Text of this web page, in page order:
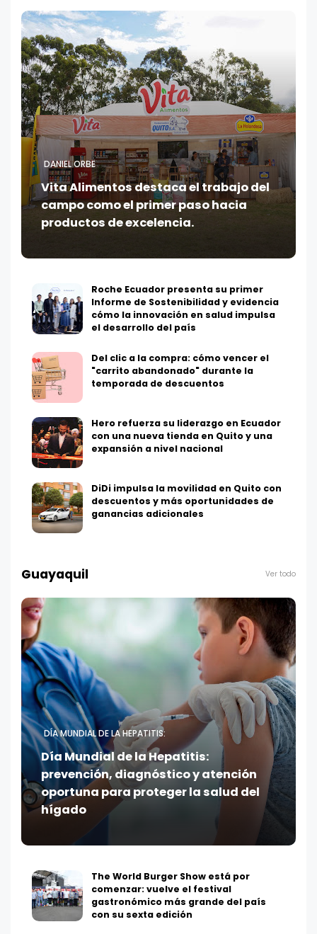
DANIEL ORBE
Vita Alimentos destaca el trabajo del
campo como el primer paso hacia
productos de excelencia.
Roche Ecuador presenta su primer
Informe de Sostenibilidad y evidencia
cómo la innovación en salud impulsa
el desarrollo del país
Del clic a la compra: cómo vencer el
"carrito abandonado" durante la
temporada de descuentos
Hero refuerza su liderazgo en Ecuador
con una nueva tienda en Quito y una
expansión a nivel nacional
DiDi impulsa la movilidad en Quito con
descuentos y más oportunidades de
ganancias adicionales
Guayaquil Ver todo
DÍA MUNDIAL DE LA HEPATITIS:
Día Mundial de la Hepatitis:
prevención, diagnóstico y atención
oportuna para proteger la salud del
hígado
The World Burger Show está por
comenzar: vuelve el festival
gastronómico más grande del país
con su sexta edición